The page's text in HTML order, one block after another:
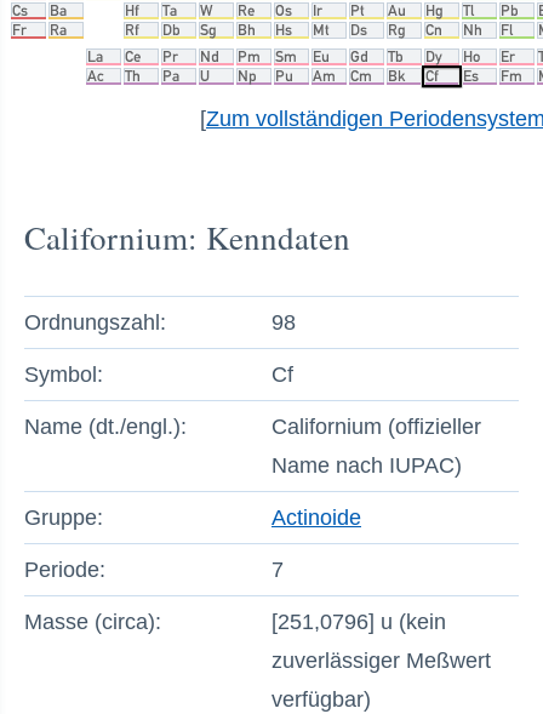
[Zum vollständigen
Californium: Kenndaten
Ordnungszahl: 98
Symbol: Cf
Name (dt./engl.):
Californium (offizieller
Name nach IUPAC)
Gruppe: Actinoide
Periode: 7
Masse (circa):
[251,0796] u (kein
zuverlässiger Meßwert
verfügbar)